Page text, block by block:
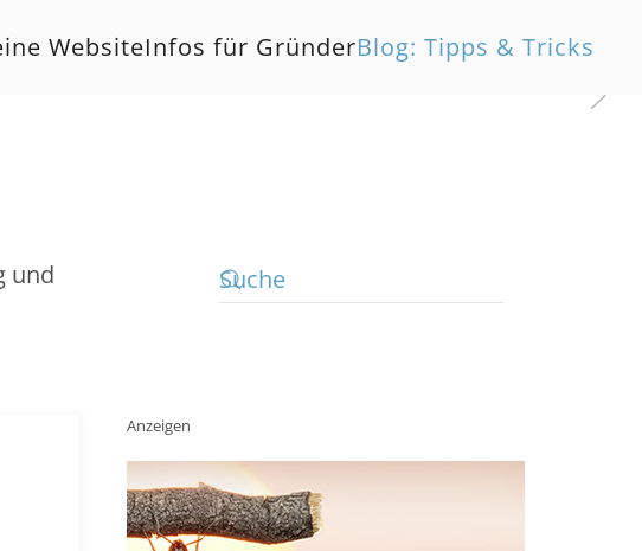
WebsiteInfos für GründerBlog: Tipps & Tricks
und
Anzeigen